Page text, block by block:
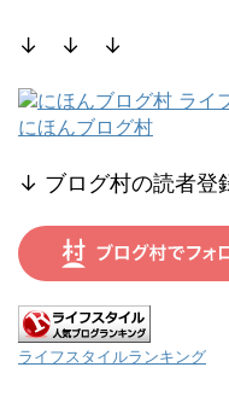
↓ ↓ ↓
にほんブログ村
↓ ブログ村の読者登
ライフスタイルランキング